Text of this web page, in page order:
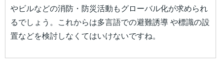
やビルなどの消防・防災活動もグローバル化が求められ
るでしょう。これからは多言語での避難誘導 や標識の設
置などを検討しなくてはいけないですね。